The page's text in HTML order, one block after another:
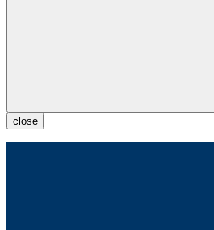
close